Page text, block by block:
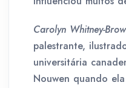
Carolyn Whitney-
palestrante,
universitária
Nouwen quando